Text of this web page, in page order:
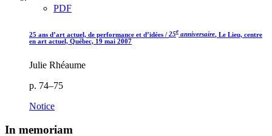
PDF
25 ans d’art actuel, de performance et d’idées / 25e anniversaire , Le Lieu, centre
en art actuel, Québec, 19 mai 2007
Julie Rhéaume
p. 74–75
Notice
In memoriam